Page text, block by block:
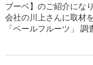
ブーベ】のご紹介にな
会社の川上さんに取材
「ベールフルーツ」